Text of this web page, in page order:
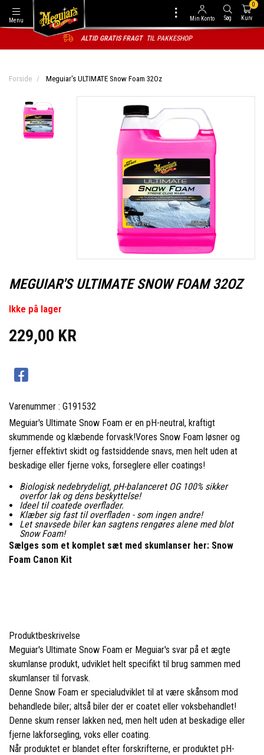
Menu Min Konto Søg Kurv
0
ALTID GRATIS FRAGT TIL PAKKESHOP
Forside Meguiar's ULTIMATE Snow Foam 32Oz
MEGUIAR'S ULTIMATE SNOW FOAM 32OZ
Ikke på lager
229,00 KR
Varenummer : G191532
Meguiar's Ultimate Snow Foam er en pH-neutral, kraftigt
skummende og klæbende forvask!Vores Snow Foam løsner og
fjerner effektivt skidt og fastsiddende snavs, men helt uden at
beskadige eller fjerne voks, forseglere eller coatings!
Biologisk nedebrydeligt, pH-balanceret OG 100% sikker
overfor lak og dens beskyttelse!
Ideel til coatede overflader.
Klæber sig fast til overfladen - som ingen andre!
Let snavsede biler kan sagtens rengøres alene med blot
Snow Foam!
Sælges som et komplet sæt med skumlanser her: Snow
Foam Canon Kit
Produktbeskrivelse
Meguiar's Ultimate Snow Foam er Meguiar's svar på et ægte
skumlanse produkt, udviklet helt specifikt til brug sammen med
skumlanser til forvask.
Denne Snow Foam er specialudviklet til at være skånsom mod
behandlede biler; altså biler der er coatet eller voksbehandlet!
Denne skum renser lakken ned, men helt uden at beskadige eller
fjerne lakforsegling, voks eller coating.
Når produktet er blandet efter forskrifterne, er produktet pH-